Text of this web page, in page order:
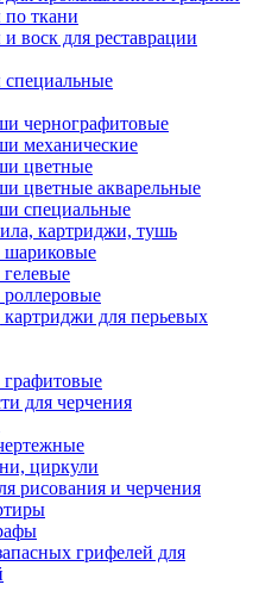
ткани
воск для реставрации
чернографитовые
механические
цветные
цветные акварельные
специальные
картриджи, тушь
для перьевых
для черчения
циркули
рисования и черчения
грифелей для